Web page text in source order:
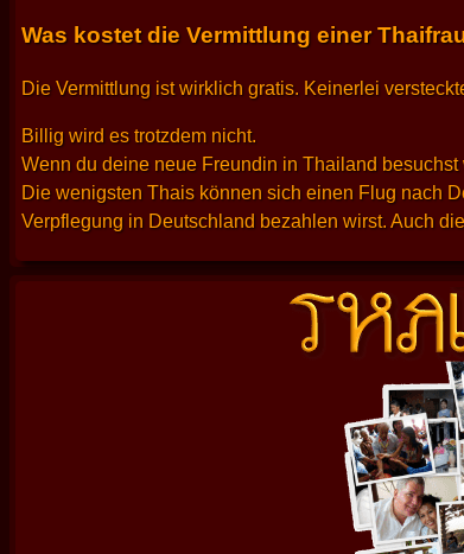
Was kostet die Vermittlung einer
Die Vermittlung ist wirklich gratis. Keinerlei
Billig wird es trotzdem nicht.
Wenn du deine neue Freundin in Thailand
Die wenigsten Thais können sich einen Flug nach
Verpflegung in Deutschland bezahlen wirst. Auch